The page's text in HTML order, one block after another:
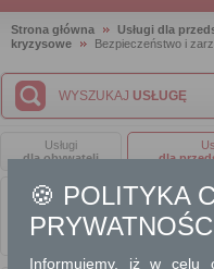
Strona główna Usługi dla
kryzysowe
Bezpieczeństwo i
WYSZUKAJ USŁUGĘ
Usługi
dla obywateli
dla
IMPREZY MASOWE
🍪 POLITYKA
Informujemy, iż w celu